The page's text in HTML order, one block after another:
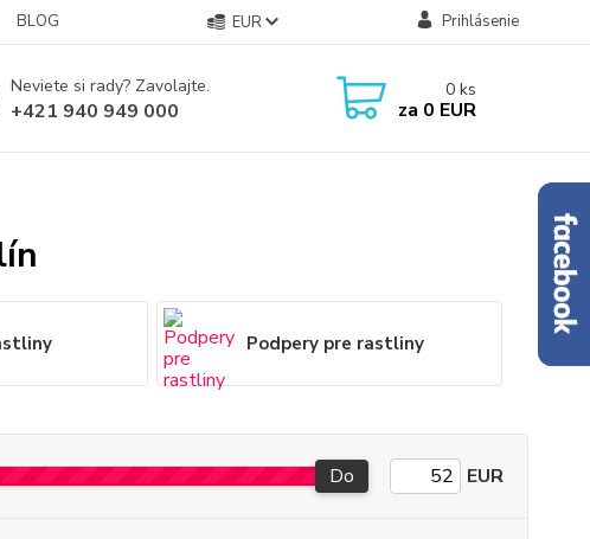
BLOG EUR Prihlásenie
Neviete si rady? Zavolajte.
+421 940 949 000
0 ks
za 0 EUR
Podpery pre rastliny
Do EUR